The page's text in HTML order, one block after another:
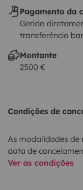
Pagamento da
Gerida
transferência
Montante
2500 €
Condições de
As modalidades de
data de
Ver as condições